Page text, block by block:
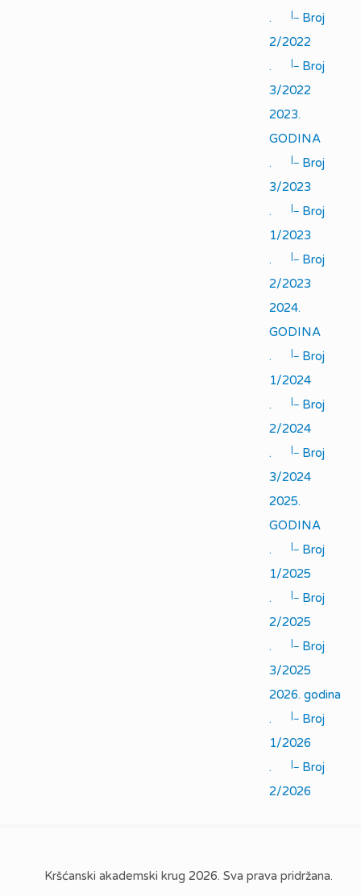
.
|_ Broj
2/2022
.
|_ Broj
3/2022
2023.
GODINA
.
|_ Broj
3/2023
.
|_ Broj
1/2023
.
|_ Broj
2/2023
2024.
GODINA
.
|_ Broj
1/2024
.
|_ Broj
2/2024
.
|_ Broj
3/2024
2025.
GODINA
.
|_ Broj
1/2025
.
|_ Broj
2/2025
.
|_ Broj
3/2025
2026. godina
.
|_ Broj
1/2026
.
|_ Broj
2/2026
Kršćanski akademski krug 2026. Sva prava pridržana.